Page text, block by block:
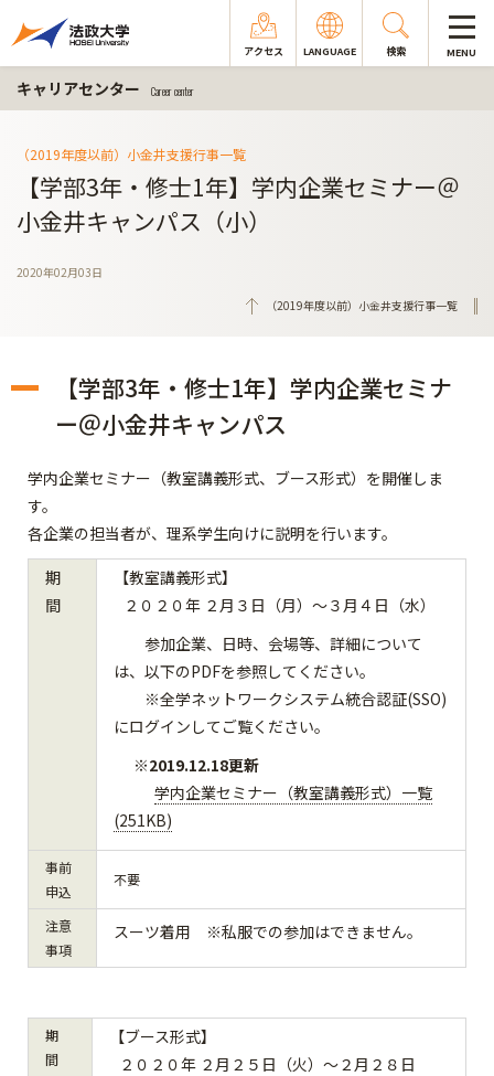
アクセス LANGUAGE 検索 MENU
キャリアセンター Career center
（2019年度以前）小金井支援行事一覧
【学部3年・修士1年】学内企業セミナー＠
小金井キャンパス（小）
2020年02月03日
（2019年度以前）小金井支援行事一覧
【学部3年・修士1年】学内企業セミナ
ー＠小金井キャンパス
学内企業セミナー（教室講義形式、ブース形式）を開催しま
す。
各企業の担当者が、理系学生向けに説明を行います。
期
間
【教室講義形式】
２０２０年 ２月３日（月）～３月４日（水）
参加企業、日時、会場等、詳細について
は、以下のPDFを参照してください。
※全学ネットワークシステム統合認証(SSO)
にログインしてご覧ください。
※2019.12.18更新
学内企業セミナー（教室講義形式）一覧
(251KB)
事前
申込
不要
注意
事項
スーツ着用 ※私服での参加はできません。
期
間
【ブース形式】
２０２０年 ２月２５日（火）～２月２８日